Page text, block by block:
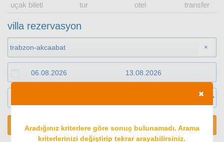
uçak bileti tur otel transfer
villa rezervasyon
×
Aradığınız kriterlere göre sonuç bulunamadı. Arama
kriterlerinizi değiştirip tekrar arayabilirsiniz.